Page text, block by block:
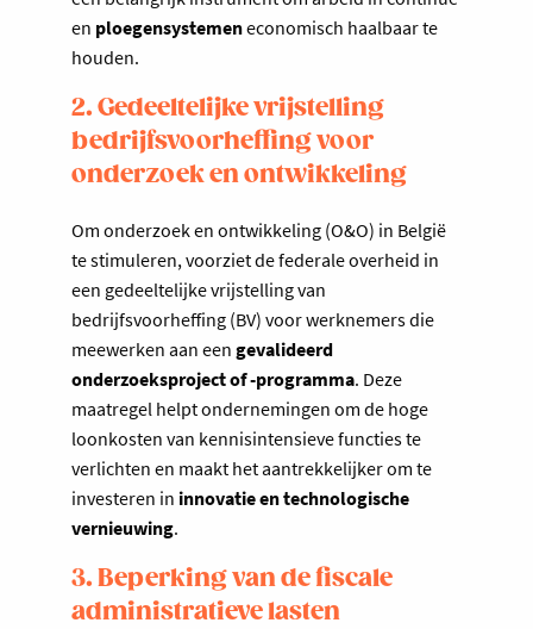
en ploegensystemeneconomisch haalbaar te
houden.
2. Gedeeltelijke vrijstelling
bedrijfsvoorheffing voor
onderzoek en ontwikkeling
Om onderzoek en ontwikkeling (O&O) in België
te stimuleren, voorziet de federale overheid in
een gedeeltelijke vrijstelling van
bedrijfsvoorheffing (BV) voor werknemers die
meewerken aan een gevalideerd
onderzoeksproject of -programma. Deze
maatregel helpt ondernemingen om de hoge
loonkosten van kennisintensieve functies te
verlichten en maakt het aantrekkelijker om te
investeren in innovatie en technologische
vernieuwing.
3. Beperking van de fiscale
administratieve lasten